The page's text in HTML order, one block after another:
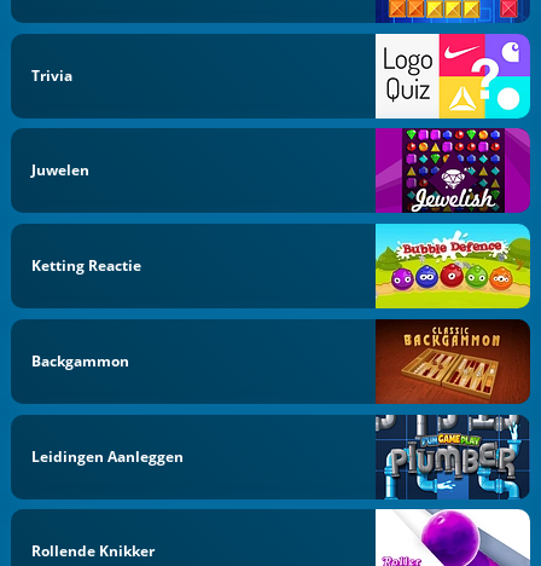
Trivia
Juwelen
Ketting Reactie
Backgammon
Leidingen Aanleggen
Rollende Knikker